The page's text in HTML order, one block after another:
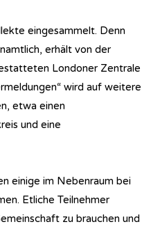
eingesammelt. Denn
erhält von der
Londoner Zentrale
wird auf weitere
etwa einen
und eine
einige im Nebenraum bei
Etliche Teilnehmer
zu brauchen und